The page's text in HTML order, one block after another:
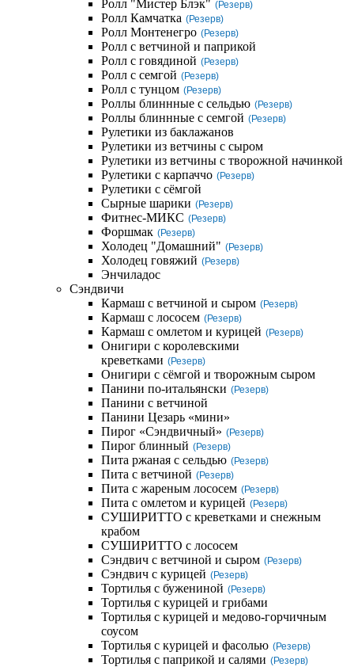
Ролл "Мистер Блэк" (Резерв)
Ролл Камчатка (Резерв)
Ролл Монтенегро (Резерв)
Ролл с ветчиной и паприкой
Ролл с говядиной (Резерв)
Ролл с семгой (Резерв)
Ролл с тунцом (Резерв)
Роллы блиннные с сельдью (Резерв)
Роллы блиннные с семгой (Резерв)
Рулетики из баклажанов
Рулетики из ветчины с сыром
Рулетики из ветчины с творожной начинкой
Рулетики с карпаччо (Резерв)
Рулетики с сёмгой
Сырные шарики (Резерв)
Фитнес-МИКС (Резерв)
Форшмак (Резерв)
Холодец "Домашний" (Резерв)
Холодец говяжий (Резерв)
Энчиладос
Сэндвичи
Кармаш с ветчиной и сыром (Резерв)
Кармаш с лососем (Резерв)
Кармаш с омлетом и курицей (Резерв)
Онигири с королевскими
креветками (Резерв)
Онигири с сёмгой и творожным сыром
Панини по-итальянски (Резерв)
Панини с ветчиной
Панини Цезарь «мини»
Пирог «Сэндвичный» (Резерв)
Пирог блинный (Резерв)
Пита ржаная с сельдью (Резерв)
Пита с ветчиной (Резерв)
Пита с жареным лососем (Резерв)
Пита с омлетом и курицей (Резерв)
СУШИРИТТО с креветками и снежным
крабом
СУШИРИТТО с лососем
Сэндвич с ветчиной и сыром (Резерв)
Сэндвич с курицей (Резерв)
Тортилья с бужениной (Резерв)
Тортилья с курицей и грибами
Тортилья с курицей и медово-горчичным
соусом
Тортилья с курицей и фасолью (Резерв)
Тортилья с паприкой и салями (Резерв)